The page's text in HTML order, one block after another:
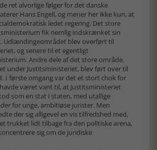
ret alvorlige følger for det danske
Hans Engell, og mener her ikke kun, at
ledet regering. Det store
fik nemlig indskrænket sin
Udlændingeområdet blev overført til
og senere til et egentligt
Andre dele af det store område,
under Justitsministeriet, blev ført over til
I første omgang var det et stort chok for
været vant til, at Justitsministeriet
som en stat i staten, med utallige
for unge, ambitiøse jurister. Men
der sig alligevel en vis tilfredshed med,
trukket lidt tilbage fra den politiske arena,
sig om de juridiske